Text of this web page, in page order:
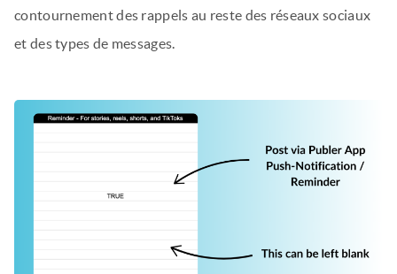
contournement des rappels au reste des réseaux sociaux
et des types de messages.